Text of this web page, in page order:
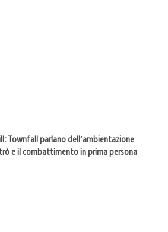
Townfall parlano dell’ambientazione
e il combattimento in prima persona